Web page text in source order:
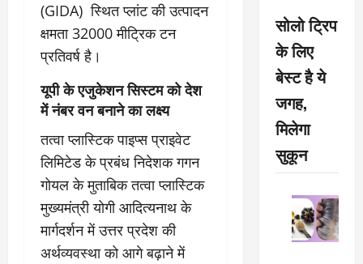
(GIDA) स्थित प्लांट की उत्पादन
क्षमता 32000 मीट्रिक टन
प्रतिवर्ष है।
यूपी के एजुकेशन सिस्टम को देश
में नंबर वन बनाने का लक्ष्य
तत्वा प्लास्टिक पाइप्स प्राइवेट
लिमिटेड के प्रबंध निदेशक गगन
गोयल के मुताबिक तत्वा प्लास्टिक
मुख्यमंत्री योगी आदित्यनाथ के
मार्गदर्शन में उत्तर प्रदेश की
अर्थव्यवस्था को आगे बढ़ाने में
सोलो ट्रिप
के लिए
बेस्ट है ये
जगह,
मिलेगा
सुकून